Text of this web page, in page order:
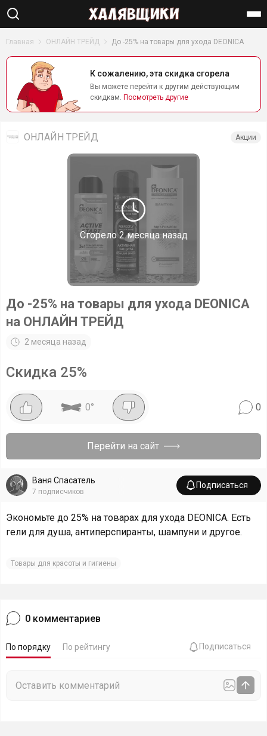
Найти
Главная ОНЛАЙН ТРЕЙД До -25% на товары для ухода DEONIСA
К сожалению, эта скидка сгорела
Вы можете перейти к другим действующим
скидкам. Посмотреть другие
Сгорело2 месяца назад
ОНЛАЙН ТРЕЙД Акции
До -25% на товары для ухода DEONIСA
на ОНЛАЙН ТРЕЙД
2 месяца назад
Скидка 25%
0° 0
Перейти на сайт
Ваня Спасатель
7 подписчиков
Подписаться
Экономьте до 25% на товарах для ухода DEONICA. Есть
гели для душа, антиперспиранты, шампуни и другое.
Товары для красоты и гигиены
0 комментариев
По порядку По рейтингу Подписаться